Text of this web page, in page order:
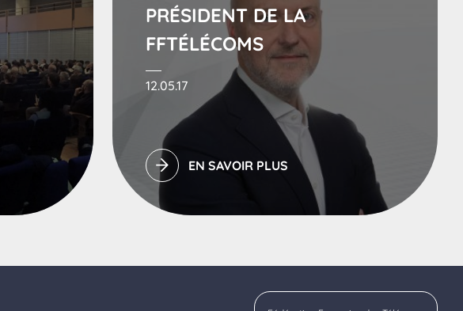
PRÉSIDENT DE LA
FFTÉLÉCOMS
12.05.17
EN SAVOIR PLUS